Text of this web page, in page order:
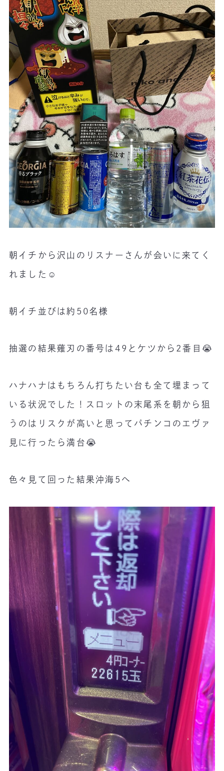
朝イチから沢山のリスナーさんが会いに来てく
れました☺️
朝イチ並びは約50名様
抽選の結果薙刃の番号は49とケツから2番目😭
ハナハナはもちろん打ちたい台も全て埋まって
いる状況でした！スロットの末尾系を朝から狙
うのはリスクが高いと思ってパチンコのエヴァ
見に行ったら満台😭
色々見て回った結果沖海5へ